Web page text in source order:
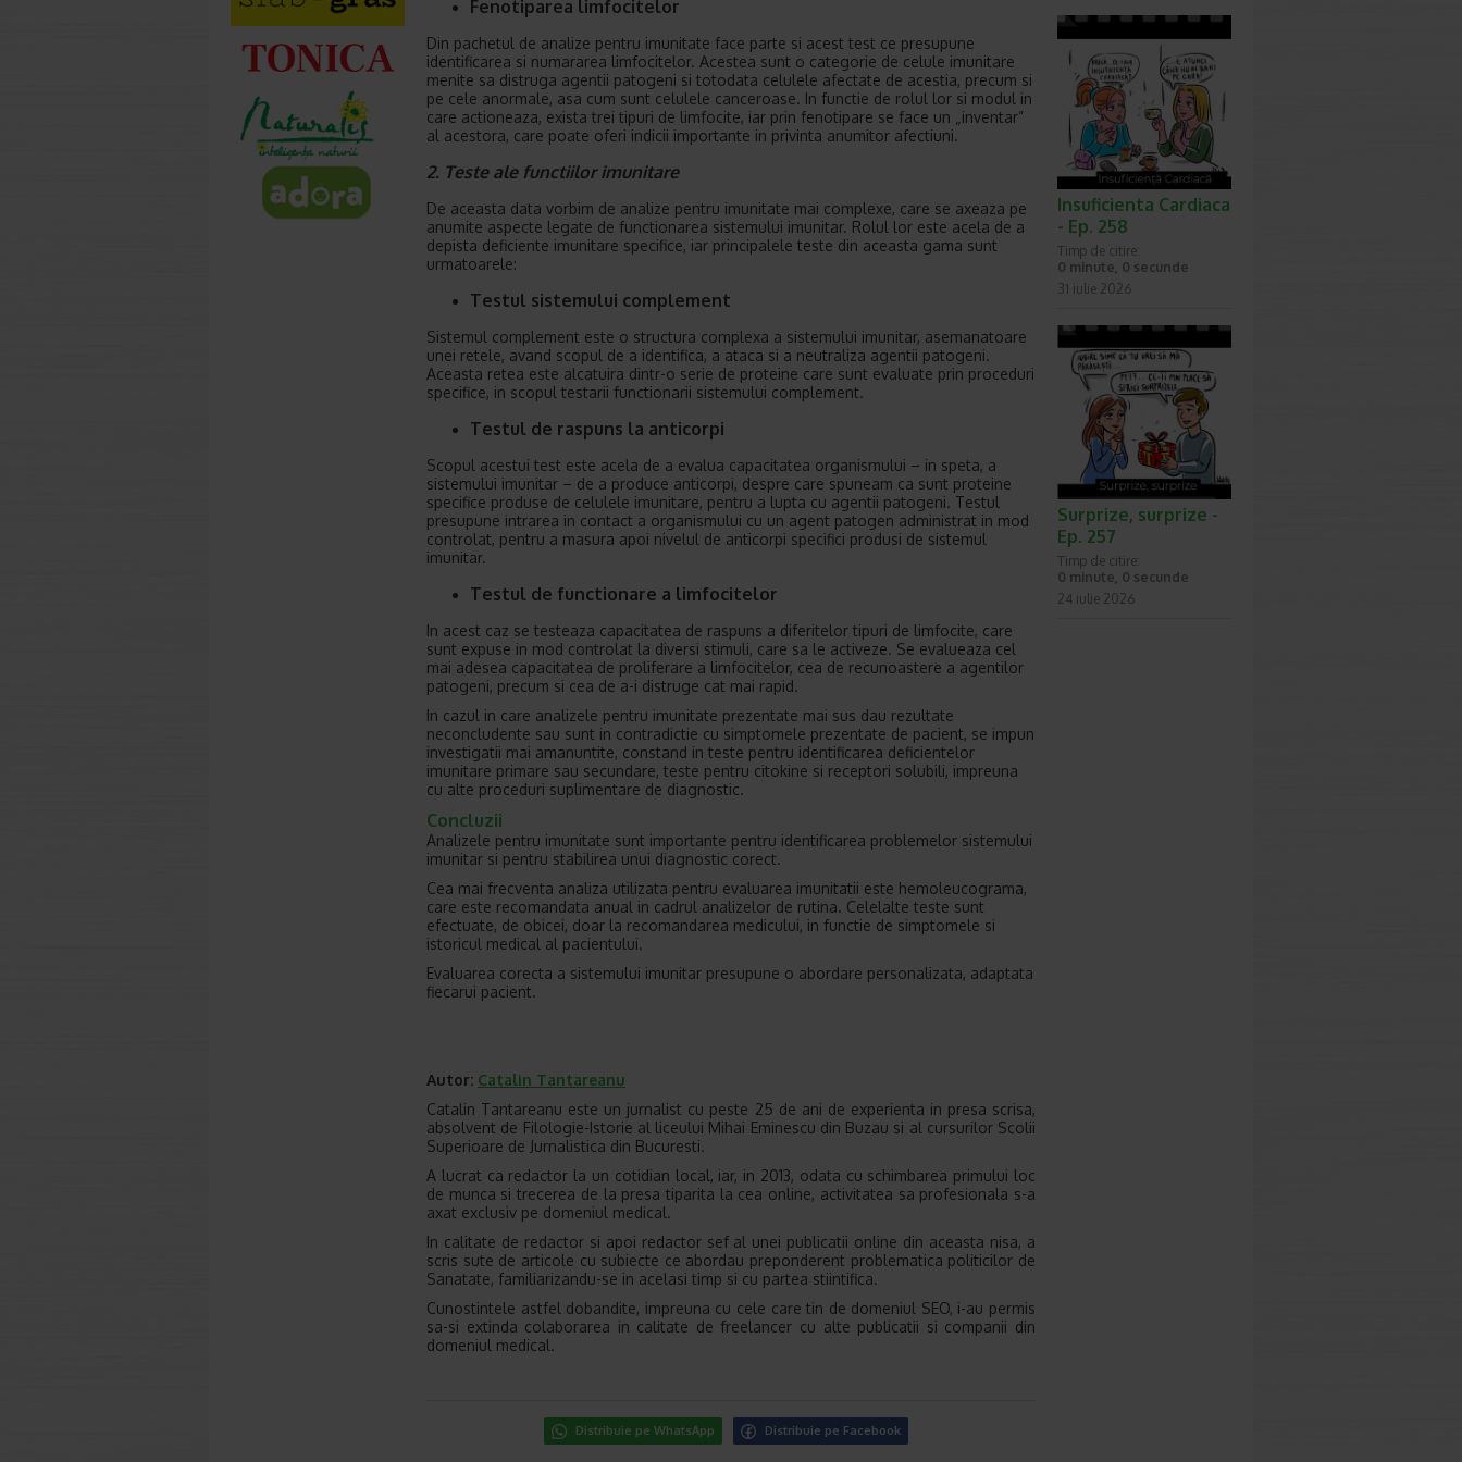
Fenotiparea limfocitelor
Din pachetul de analize pentru imunitate face parte si acest test ce presupune
identificarea si numararea limfocitelor. Acestea sunt o categorie de celule imunitare
menite sa distruga agentii patogeni si totodata celulele afectate de acestia, precum si
pe cele anormale, asa cum sunt celulele canceroase. In functie de rolul lor si modul in
care actioneaza, exista trei tipuri de limfocite, iar prin fenotipare se face un „inventar”
al acestora, care poate oferi indicii importante in privinta anumitor afectiuni.
2. Teste ale functiilor imunitare
De aceasta data vorbim de analize pentru imunitate mai complexe, care se axeaza pe
anumite aspecte legate de functionarea sistemului imunitar. Rolul lor este acela de a
depista deficiente imunitare specifice, iar principalele teste din aceasta gama sunt
urmatoarele:
Testul sistemului complement
Sistemul complement este o structura complexa a sistemului imunitar, asemanatoare
unei retele, avand scopul de a identifica, a ataca si a neutraliza agentii patogeni.
Aceasta retea este alcatuira dintr-o serie de proteine care sunt evaluate prin proceduri
specifice, in scopul testarii functionarii sistemului complement.
Testul de raspuns la anticorpi
Scopul acestui test este acela de a evalua capacitatea organismului – in speta, a
sistemului imunitar – de a produce anticorpi, despre care spuneam ca sunt proteine
specifice produse de celulele imunitare, pentru a lupta cu agentii patogeni. Testul
presupune intrarea in contact a organismului cu un agent patogen administrat in mod
controlat, pentru a masura apoi nivelul de anticorpi specifici produsi de sistemul
imunitar.
Testul de functionare a limfocitelor
In acest caz se testeaza capacitatea de raspuns a diferitelor tipuri de limfocite, care
sunt expuse in mod controlat la diversi stimuli, care sa le activeze. Se evalueaza cel
mai adesea capacitatea de proliferare a limfocitelor, cea de recunoastere a agentilor
patogeni, precum si cea de a-i distruge cat mai rapid.
In cazul in care analizele pentru imunitate prezentate mai sus dau rezultate
neconcludente sau sunt in contradictie cu simptomele prezentate de pacient, se impun
investigatii mai amanuntite, constand in teste pentru identificarea deficientelor
imunitare primare sau secundare, teste pentru citokine si receptori solubili, impreuna
cu alte proceduri suplimentare de diagnostic.
Concluzii
Analizele pentru imunitate sunt importante pentru identificarea problemelor sistemului
imunitar si pentru stabilirea unui diagnostic corect.
Cea mai frecventa analiza utilizata pentru evaluarea imunitatii este hemoleucograma,
care este recomandata anual in cadrul analizelor de rutina. Celelalte teste sunt
efectuate, de obicei, doar la recomandarea medicului, in functie de simptomele si
istoricul medical al pacientului.
Evaluarea corecta a sistemului imunitar presupune o abordare personalizata, adaptata
fiecarui pacient.
Autor: Catalin Tantareanu
Catalin Tantareanu este un jurnalist cu peste 25 de ani de experienta in presa scrisa,
absolvent de Filologie-Istorie al liceului Mihai Eminescu din Buzau si al cursurilor Scolii
Superioare de Jurnalistica din Bucuresti.
A lucrat ca redactor la un cotidian local, iar, in 2013, odata cu schimbarea primului loc
de munca si trecerea de la presa tiparita la cea online, activitatea sa profesionala s-a
axat exclusiv pe domeniul medical.
In calitate de redactor si apoi redactor sef al unei publicatii online din aceasta nisa, a
scris sute de articole cu subiecte ce abordau preponderent problematica politicilor de
Sanatate, familiarizandu-se in acelasi timp si cu partea stiintifica.
Cunostintele astfel dobandite, impreuna cu cele care tin de domeniul SEO, i-au permis
sa-si extinda colaborarea in calitate de freelancer cu alte publicatii si companii din
domeniul medical.
Distribuie pe WhatsApp Distribuie pe Facebook
Insuficienta Cardiaca
- Ep. 258
Timp de citire:
0 minute, 0 secunde
31 iulie 2026
Surprize, surprize -
Ep. 257
Timp de citire:
0 minute, 0 secunde
24 iulie 2026